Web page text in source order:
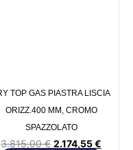
TOP GAS PIASTRA LISCIA
ORIZZ.400 MM, CROMO
SPAZZOLATO
3.815,00€ 2.174,55€